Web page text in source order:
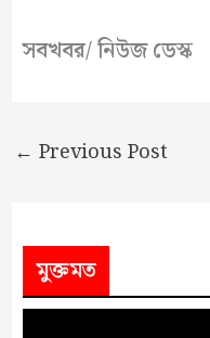
সবখবর/ নিউজ ডেস্ক
← Previous Post
মুক্তমত